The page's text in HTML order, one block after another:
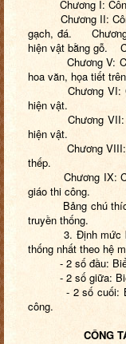
Chương I: Công
Chương II: Công
gạch, đá. Chương
hiện vật bằng gỗ.
Chương V:
hoa văn, họa tiết
Chương VI:
hiện vật.
Chương VII:
hiện vật.
Chương VIII:
thếp.
Chương IX:
giáo thi công.
Bảng chú thích
truyền thống.
3. Định mức
thống nhất theo hệ
- 2 số đầu: Biểu
- 2 số giữa: Biểu
- 2 số cuối:
công.
CÔNG